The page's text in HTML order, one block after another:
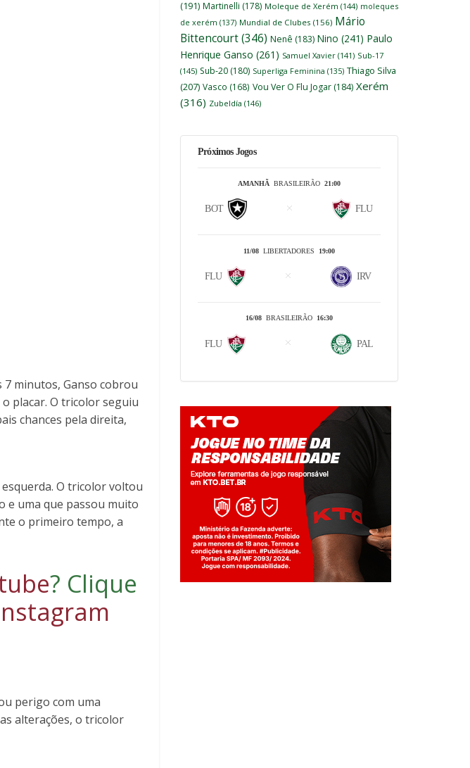
7 minutos, Ganso cobrou
placar. O tricolor seguiu
chances pela direita,
O tricolor voltou
e uma que passou muito
o primeiro tempo, a
? Clique
perigo com uma
alterações, o tricolor
(191) Martinelli (178) Moleque de Xerém (144) moleques
de xerém (137) Mundial de Clubes (156) Mário
Bittencourt(346) Nenê (183) Nino (241) Paulo
Henrique Ganso (261) Samuel Xavier (141) Sub-17
(145) Sub-20 (180) Superliga Feminina (135) Thiago Silva
(207) Vasco (168) Vou Ver O Flu Jogar (184) Xerém
(316) Zubeldía (146)
Próximos Jogos
AMANHÃ BRASILEIRÃO 21:00
BOT FLU
11/08 LIBERTADORES 19:00
FLU IRV
16/08 BRASILEIRÃO 16:30
FLU PAL
Jogue com responsabilidade. 18+